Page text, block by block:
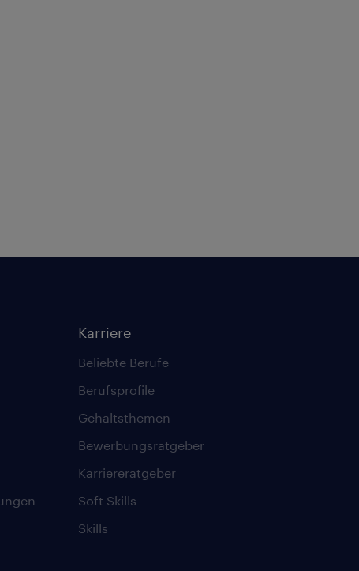
Karriere
Beliebte Berufe
Berufsprofile
Gehaltsthemen
Bewerbungsratgeber
Karriereratgeber
Soft Skills
Skills